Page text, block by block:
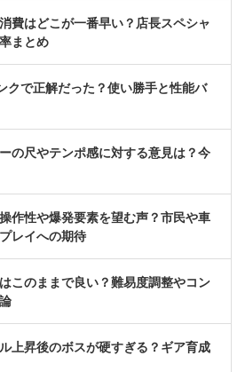
費はどこが一番早い？店長スペシャ
まとめ
クで正解だった？使い勝手と性能バ
の尺やテンポ感に対する意見は？今
作性や爆発要素を望む声？市民や車
レイへの期待
このままで良い？難易度調整やコン
上昇後のボスが硬すぎる？ギア育成